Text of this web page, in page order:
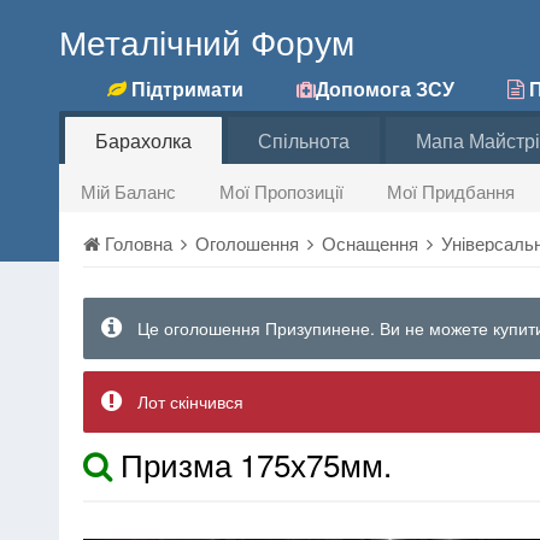
Металічний Форум
Підтримати Допомога ЗСУ
Барахолка
Мій Баланс Мої Пропозиції Мої Придбання
Спільнота Мапа
Головна Оголошення Оснащення
Це оголошення Призупинене. Ви не можете
Лот скінчився
Призма 175х75мм.